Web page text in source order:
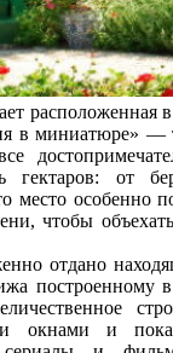
расположенная
в миниатюре» —
гектаров: от
место особенно
чтобы
отдано
построенному
окнами и